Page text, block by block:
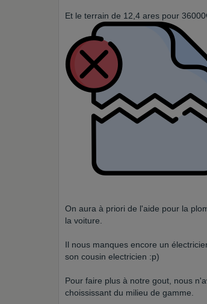
Et le terrain de 12,4 ares pour
On aura à priori de l'aide pour la
la voiture.
Il nous manques encore un
son cousin electricien :p)
Pour faire plus à notre gout, nous
choississant du milieu de gamme.